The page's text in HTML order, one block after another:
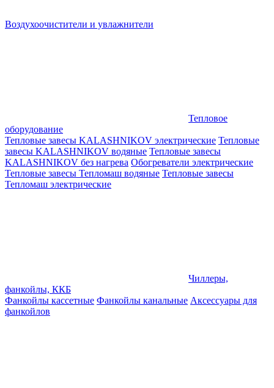
Воздухоочистители и увлажнители
Тепловое
оборудование
Тепловые завесы KALASHNIKOV электрические Тепловые
завесы KALASHNIKOV водяные Тепловые завесы
KALASHNIKOV без нагрева Обогреватели электрические
Тепловые завесы Тепломаш водяные Тепловые завесы
Тепломаш электрические
Чиллеры,
фанкойлы, ККБ
Фанкойлы кассетные Фанкойлы канальные Аксессуары для
фанкойлов